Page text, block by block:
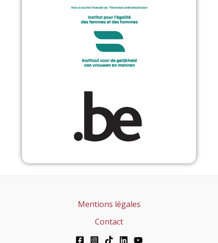
Mentions légales
Contact